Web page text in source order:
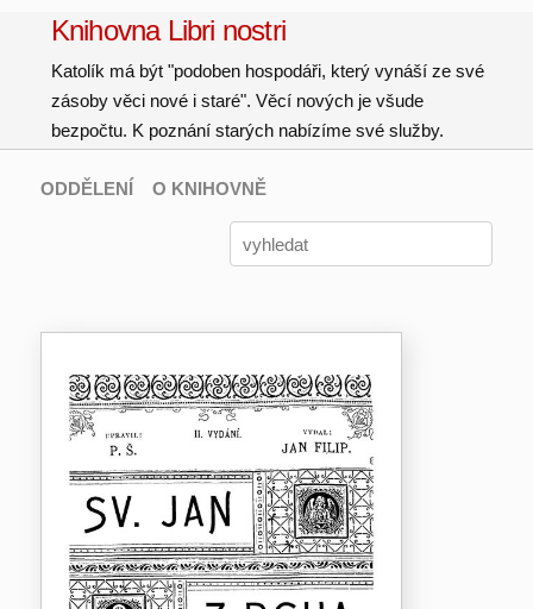
Knihovna Libri nostri
Katolík má být "podoben hospodáři, který vynáší ze své
zásoby věci nové i staré". Věcí nových je všude
bezpočtu. K poznání starých nabízíme své služby.
ODDĚLENÍ O KNIHOVNĚ